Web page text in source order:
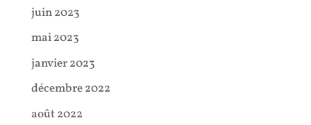
juin 2023
mai 2023
janvier 2023
décembre 2022
août 2022